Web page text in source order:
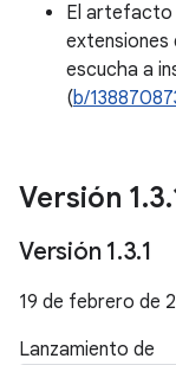
El artefacto
extensiones
escucha a
(b/
Versión 1.3.
Versión 1.3.1
19 de febrero de
Lanzamiento de